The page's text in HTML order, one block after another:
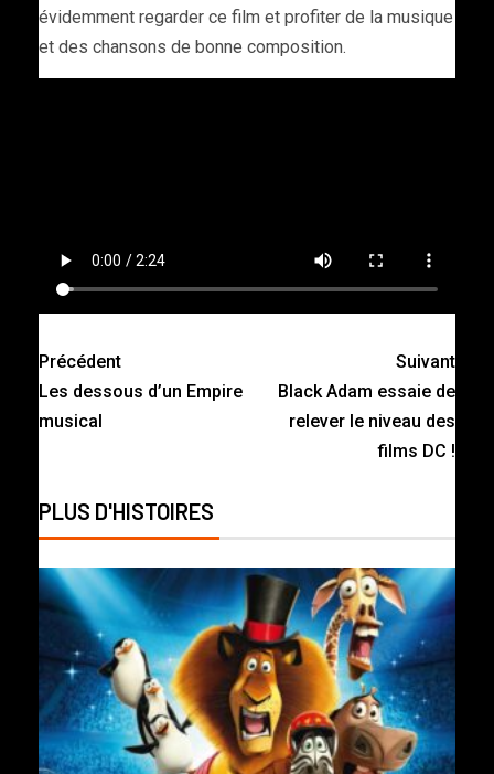
évidemment regarder ce film et profiter de la musique
et des chansons de bonne composition.
Précédent
Les dessous d’un Empire
musical
Suivant
Black Adam essaie de
relever le niveau des
films DC !
PLUS D'HISTOIRES